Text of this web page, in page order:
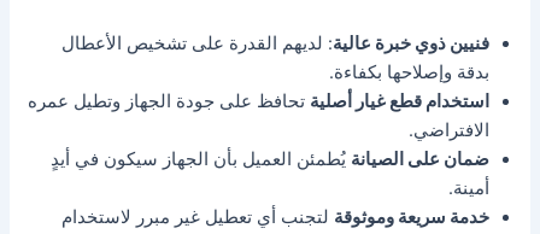
فنيين ذوي خبرة عالية: لديهم القدرة على تشخيص الأعطال
بدقة وإصلاحها بكفاءة.
استخدام قطع غيار أصلية تحافظ على جودة الجهاز وتطيل عمره
الافتراضي.
ضمان على الصيانة يُطمئن العميل بأن الجهاز سيكون في أيدٍ
أمينة.
خدمة سريعة وموثوقة لتجنب أي تعطيل غير مبرر لاستخدام